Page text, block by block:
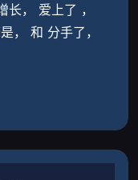
了，